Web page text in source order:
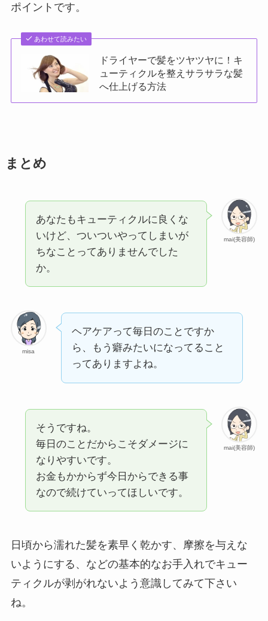
ポイントです。
あわせて読みたい
ドライヤーで髪をツヤツヤに！キ
ューティクルを整えサラサラな髪
へ仕上げる方法
まとめ
mai(美容師)
あなたもキューティクルに良くな
いけど、ついついやってしまいが
ちなことってありませんでした
か。
misa
ヘアケアって毎日のことですか
ら、もう癖みたいになってること
ってありますよね。
mai(美容師)
そうですね。
毎日のことだからこそダメージに
なりやすいです。
お金もかからず今日からできる事
なので続けていってほしいです。
日頃から濡れた髪を素早く乾かす、摩擦を与えな
いようにする、などの基本的なお手入れでキュー
ティクルが剥がれないよう意識してみて下さい
ね。